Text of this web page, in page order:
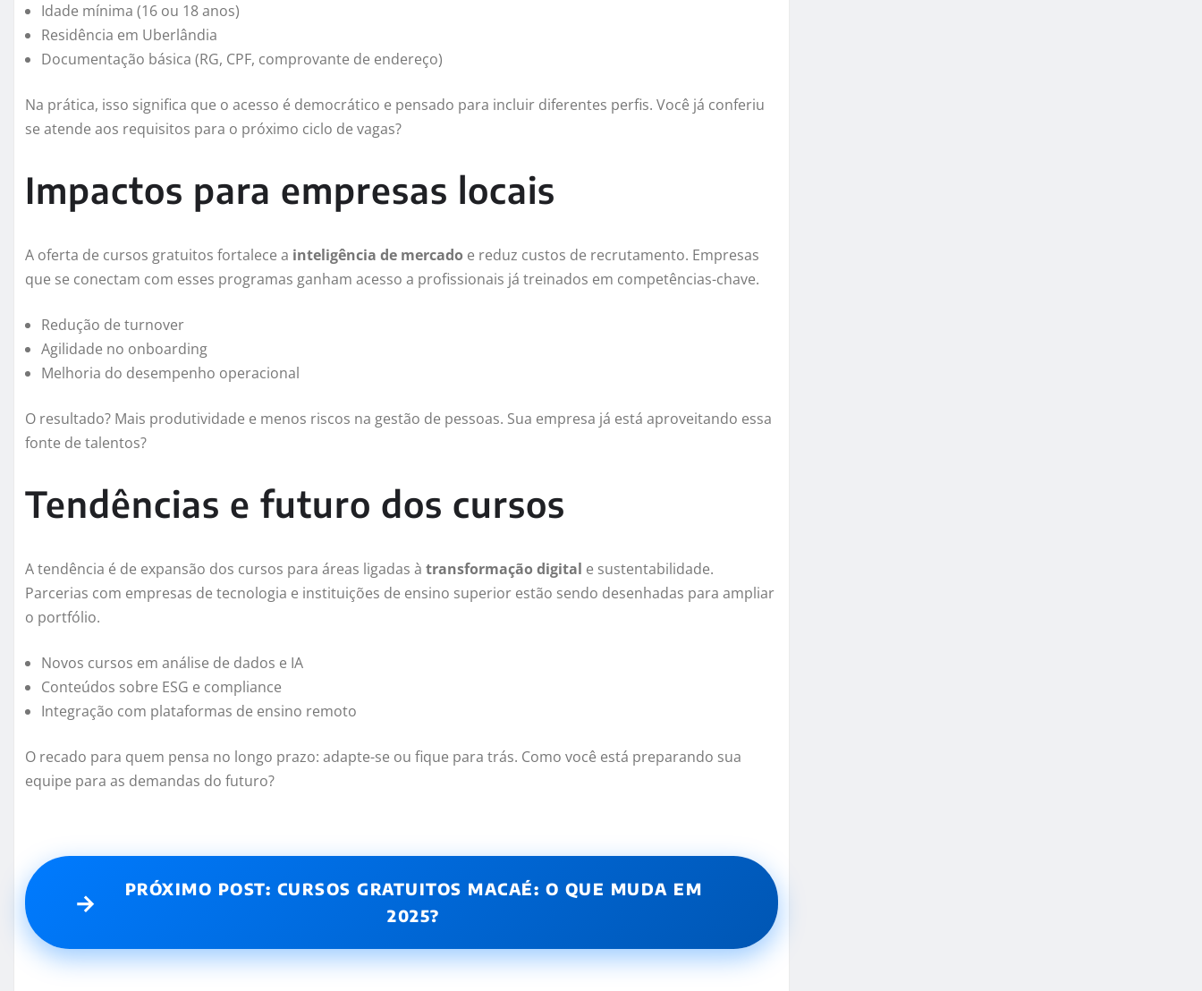
Idade mínima (16 ou 18 anos)
Residência em Uberlândia
Documentação básica (RG, CPF, comprovante de endereço)
Na prática, isso significa que o acesso é democrático e pensado para incluir diferentes perfis. Você já conferiu
se atende aos requisitos para o próximo ciclo de vagas?
Impactos para empresas locais
A oferta de cursos gratuitos fortalece a inteligência de mercado e reduz custos de recrutamento. Empresas
que se conectam com esses programas ganham acesso a profissionais já treinados em competências-chave.
Redução de turnover
Agilidade no onboarding
Melhoria do desempenho operacional
O resultado? Mais produtividade e menos riscos na gestão de pessoas. Sua empresa já está aproveitando essa
fonte de talentos?
Tendências e futuro dos cursos
A tendência é de expansão dos cursos para áreas ligadas à transformação digital e sustentabilidade.
Parcerias com empresas de tecnologia e instituições de ensino superior estão sendo desenhadas para ampliar
o portfólio.
Novos cursos em análise de dados e IA
Conteúdos sobre ESG e compliance
Integração com plataformas de ensino remoto
O recado para quem pensa no longo prazo: adapte-se ou fique para trás. Como você está preparando sua
equipe para as demandas do futuro?
→
PRÓXIMO POST: CURSOS GRATUITOS MACAÉ: O QUE MUDA EM
2025?